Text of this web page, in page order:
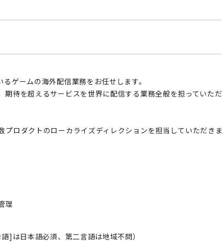
ゲームの海外配信業務をお任せします。
期待を超えるサービスを世界に配信する業務全般を担っていただ
プロダクトのローカライズディレクションを担当していただきま
理
]は日本語必須、第二言語は地域不問）